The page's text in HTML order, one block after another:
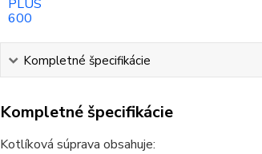
Kompletné špecifikácie
Kompletné špecifikácie
Kotlíková súprava obsahuje: